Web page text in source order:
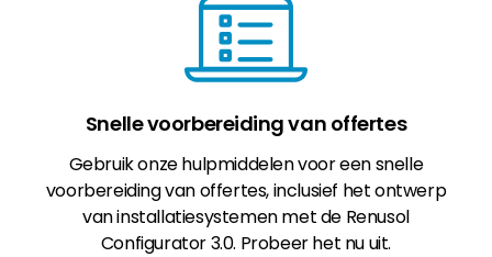
Snelle voorbereiding van offertes
Gebruik onze hulpmiddelen voor een snelle
voorbereiding van offertes, inclusief het ontwerp
van installatiesystemen met de Renusol
Configurator 3.0. Probeer het nu uit.